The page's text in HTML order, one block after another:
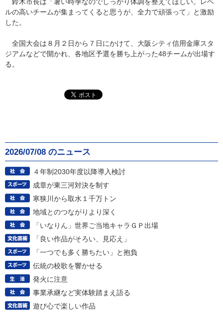
ルの高いチームが集まってくると思うが、全力で頑張って」と激励
した。
全国大会は８月２日から７日にかけて、大阪シティ信用金庫スタ
ジアムなどで開かれ、各地区予選を勝ち上がった48チームが出場す
る。
2026/07/08 のニュース
４年制2030年度以降導入検討
成章が東三河対決を制す
寒狭川から取水１千万トン
地域とのつながりより深く
「いなりん」世界ご当地キャラＧＰ出場
「良い作品がそろい、見応え」
「一つでも多く勝ちたい」と抱負
伝統の校歌を響かせる
発火に注意
事業承継など実体験踏まえ語る
遊び心で楽しい作品